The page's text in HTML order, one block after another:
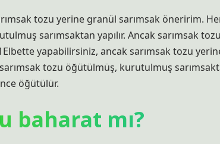
tozu yerine granül sarımsak öneririm.
sarımsaktan yapılır. Ancak sarımsak
yapabilirsiniz, ancak sarımsak tozu
tozu öğütülmüş, kurutulmuş
öğütülür.
baharat mı?